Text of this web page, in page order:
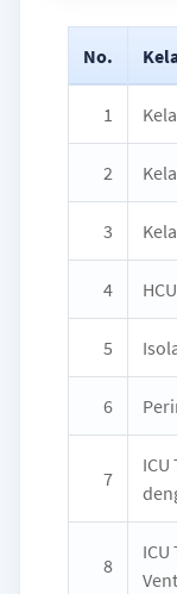
No.
1
2
3
4 HCU
5
6
7
8